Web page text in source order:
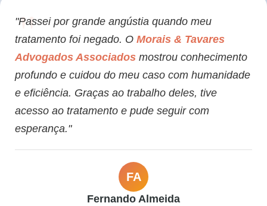
"Passei por grande angústia quando meu
tratamento foi negado. O Morais & Tavares
Advogados Associados mostrou conhecimento
profundo e cuidou do meu caso com humanidade
e eficiência. Graças ao trabalho deles, tive
acesso ao tratamento e pude seguir com
esperança."
FA
Fernando Almeida